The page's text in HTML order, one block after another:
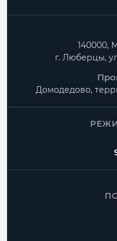
140000,
г. Люберцы,
Домодедово,